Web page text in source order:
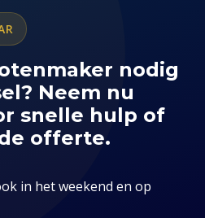
nodig
Neem nu
snelle hulp of
offerte.
in het weekend en op